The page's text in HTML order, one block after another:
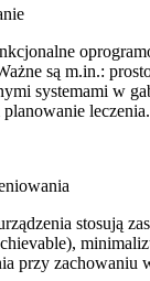
są m.in.:
systemami w
leczenia.
stosują
przy zachowaniu